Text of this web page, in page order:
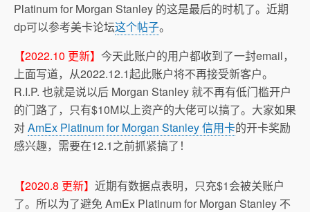
Platinum for Morgan Stanley 的这是最后的时机了。近期
dp可以参考美卡论坛这个帖子。
【2022.10 更新】 今天此账户的用户都收到了一封email，
上面写道，从2022.12.1起此账户将不再接受新客户。
R.I.P. 也就是说以后 Morgan Stanley 就不再有低门槛开户
的门路了，只有$10M以上资产的大佬可以搞了。大家如果
对AmEx Platinum for Morgan Stanley 信用卡的开卡奖励
感兴趣，需要在12.1之前抓紧搞了！
【2020.8 更新】 近期有数据点表明，只充$1会被关账户
了。所以为了避免 AmEx Platinum for Morgan Stanley 不